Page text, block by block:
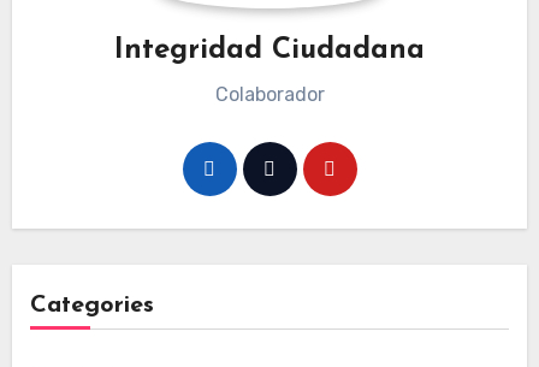
Integridad Ciudadana
Colaborador
Categories